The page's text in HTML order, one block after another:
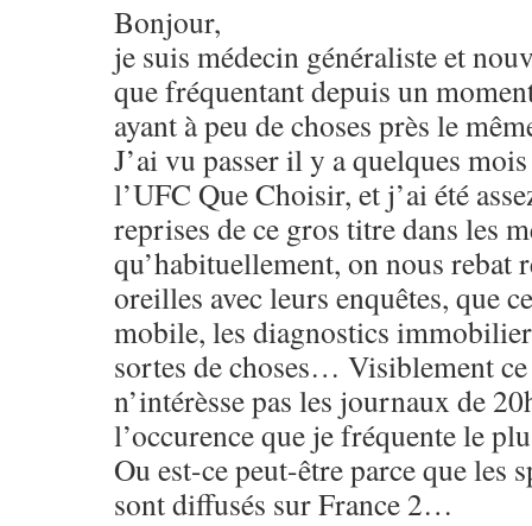
Bonjour,
je suis médecin généraliste et
que fréquentant depuis un
ayant à peu de choses près le
J’ai vu passer il y a quelques
l’UFC Que Choisir, et j’ai été
reprises de ce gros titre dans les
qu’habituellement, on nous rebat
oreilles avec leurs enquêtes, que
mobile, les diagnostics
sortes de choses… Visiblement
n’intérèsse pas les journaux de
l’occurence que je fréquente le
Ou est-ce peut-être parce que les
sont diffusés sur France 2…